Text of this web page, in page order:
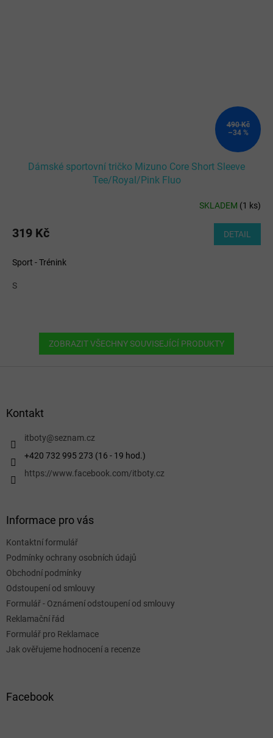
490 Kč
–34 %
Dámské sportovní tričko Mizuno Core Short Sleeve
Tee/Royal/Pink Fluo
SKLADEM (1 ks)
319 Kč DETAIL
Sport - Trénink
S
ZOBRAZIT VŠECHNY SOUVISEJÍCÍ PRODUKTY
Kontakt
itboty@seznam.cz
+420 732 995 273 (16 - 19 hod.)
https://www.facebook.com/itboty.cz
Informace pro vás
Kontaktní formulář
Podmínky ochrany osobních údajů
Obchodní podmínky
Odstoupení od smlouvy
Formulář - Oznámení odstoupení od smlouvy
Reklamační řád
Formulář pro Reklamace
Jak ověřujeme hodnocení a recenze
Facebook